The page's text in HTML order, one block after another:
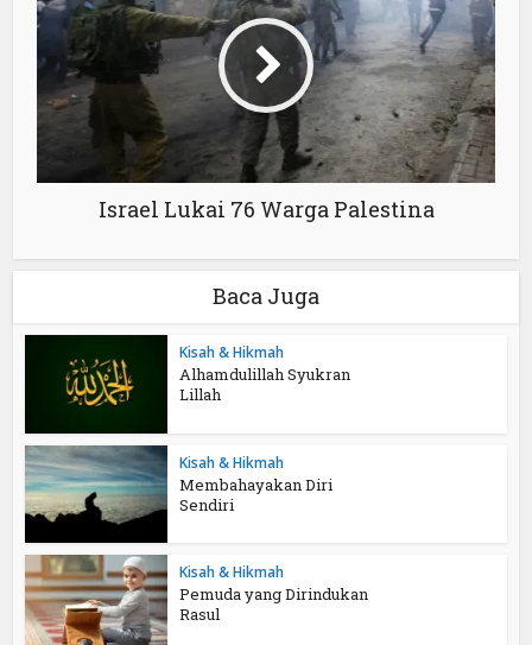
Israel Lukai 76 Warga Palestina
Baca Juga
Kisah & Hikmah
Alhamdulillah Syukran
Lillah
Kisah & Hikmah
Membahayakan Diri
Sendiri
Kisah & Hikmah
Pemuda yang Dirindukan
Rasul